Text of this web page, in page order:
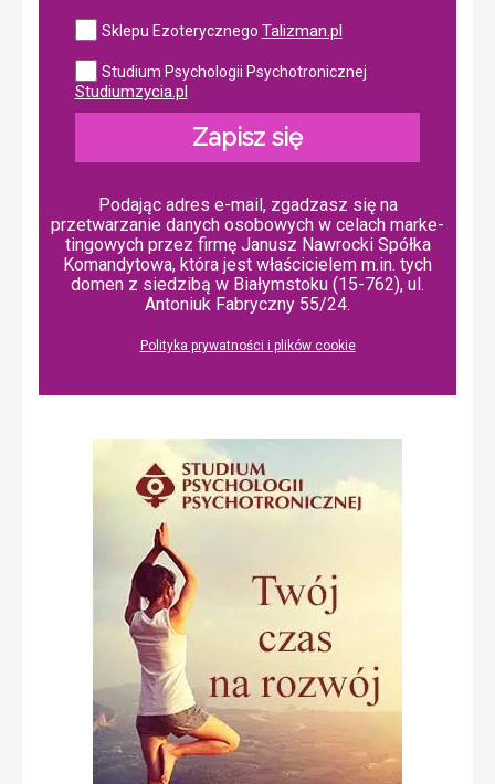
Sklepu Ezoterycznego Talizman.pl
Studium Psychologii Psychotronicznej
Studiumzycia.pl
Zapisz się
Podając adres e-mail, zgadzasz się na
przetwarzanie danych osobowych w ce­lach mar­ke­
tin­go­wych przez firmę Janusz Nawrocki Spółka
Komandytowa, która jest właścicielem m.in. tych
domen z siedzibą w Białymstoku (15-762), ul.
Antoniuk Fabryczny 55/24.
Polityka prywatności i plików cookie